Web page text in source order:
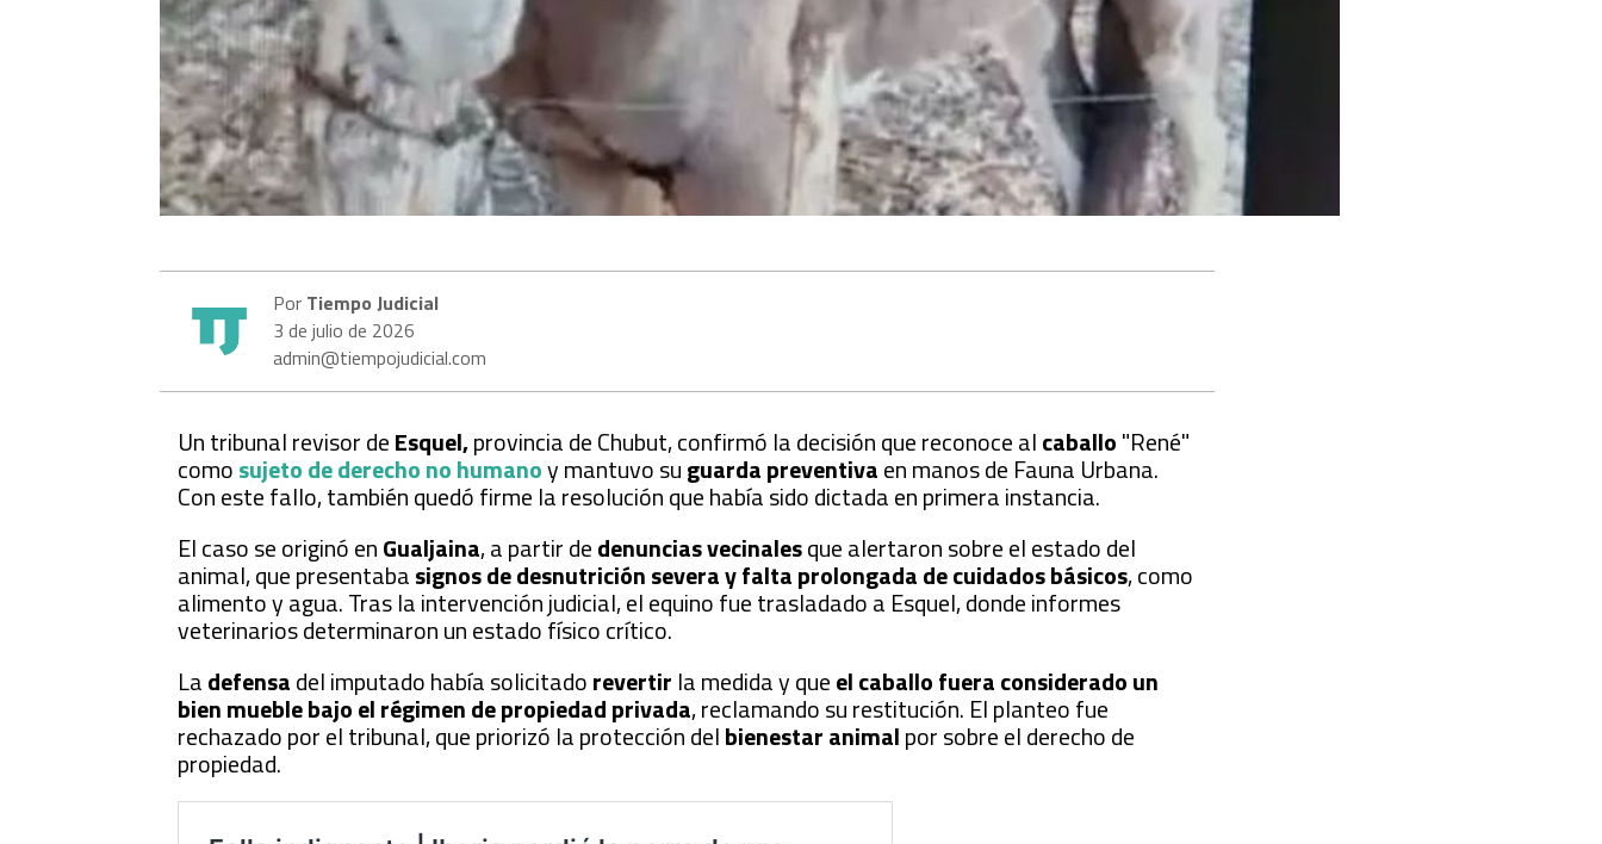
Por Tiempo Judicial
3 de julio de 2026
admin@tiempojudicial.com
Un tribunal revisor deEsquel,provincia de Chubut, confirmó la decisión que reconoce alcaballo"René"
comosujeto de derecho no humanoy mantuvo suguarda preventivaen manos de Fauna Urbana.
Con este fallo, también quedó firme la resolución que había sido dictada en primera instancia.
El caso se originó enGualjaina, a partir dedenuncias vecinalesque alertaron sobre el estado del
animal, que presentabasignos de desnutrición severa y falta prolongada de cuidados básicos, como
alimento y agua. Tras la intervención judicial, el equino fue trasladado a Esquel, donde informes
veterinarios determinaron un estado físico crítico.
Ladefensadel imputado había solicitadorevertir la medida y queel caballo fuera considerado un
bien mueble bajo el régimen de propiedad privada, reclamando su restitución. El planteo fue
rechazado por el tribunal, que priorizó la protección delbienestar animalpor sobre el derecho de
propiedad.